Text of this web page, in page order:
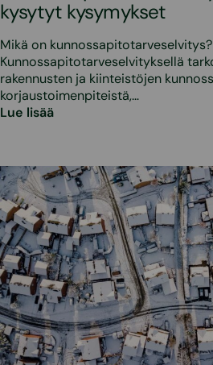
kysytyt kysymykset
Mikä on kunnossapitotarveselvitys?
Kunnossapitotarveselvityksellä
rakennusten ja kiinteistöjen
korjaustoimenpiteistä,…
Lue lisää